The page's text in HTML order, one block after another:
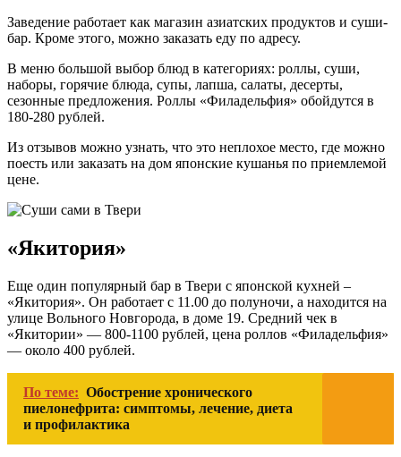
Заведение работает как магазин азиатских продуктов и суши-
бар. Кроме этого, можно заказать еду по адресу.
В меню большой выбор блюд в категориях: роллы, суши,
наборы, горячие блюда, супы, лапша, салаты, десерты,
сезонные предложения. Роллы «Филадельфия» обойдутся в
180-280 рублей.
Из отзывов можно узнать, что это неплохое место, где можно
поесть или заказать на дом японские кушанья по приемлемой
цене.
«Якитория»
Еще один популярный бар в Твери с японской кухней –
«Якитория». Он работает с 11.00 до полуночи, а находится на
улице Вольного Новгорода, в доме 19. Средний чек в
«Якитории» — 800-1100 рублей, цена роллов «Филадельфия»
— около 400 рублей.
По теме: Обострение хронического
пиелонефрита: симптомы, лечение, диета
и профилактика